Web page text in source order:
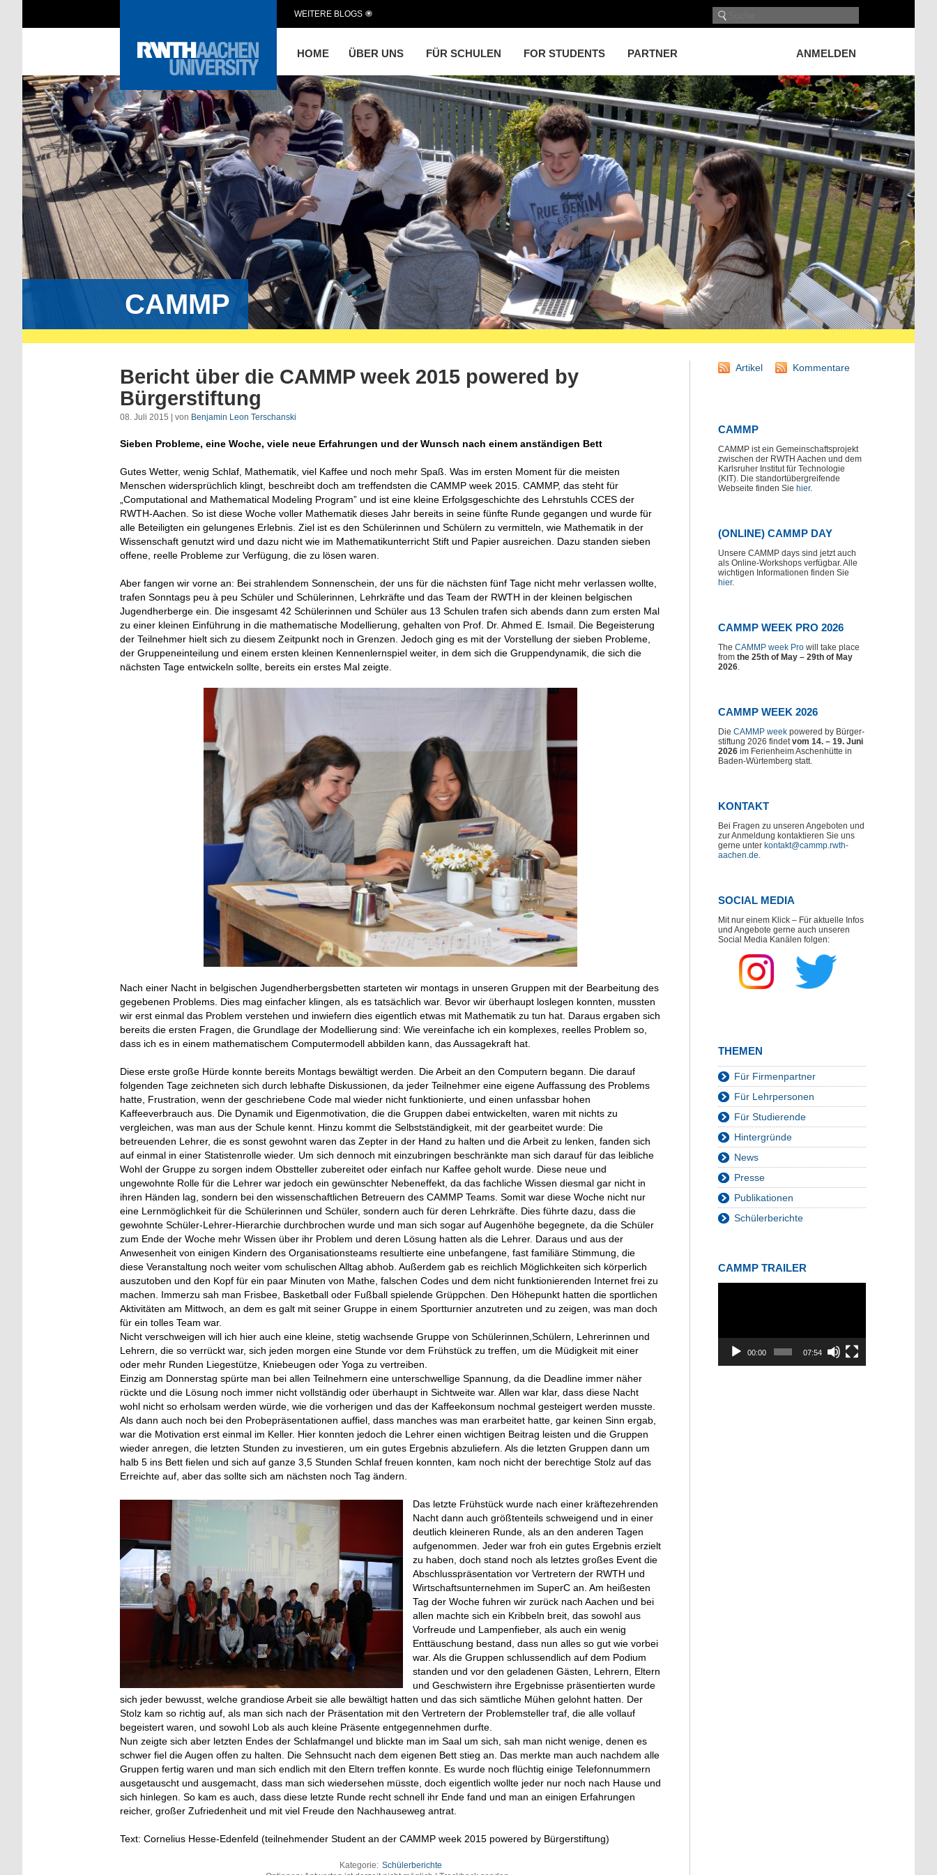
HOME ÜBER UNS FÜR SCHULEN FOR STUDENTS PARTNER ANMELDEN
WEITERE BLOGS
CAMMP
Bericht über die CAMMP week 2015 powered by
Bürgerstiftung
08. Juli 2015 | von Benjamin Leon Terschanski
Sieben Probleme, eine Woche, viele neue Erfahrungen und der Wunsch nach einem anständigen Bett
Gutes Wetter, wenig Schlaf, Mathematik, viel Kaffee und noch mehr Spaß. Was im ersten Moment für die meisten
Menschen widersprüchlich klingt, beschreibt doch am treffendsten die CAMMP week 2015. CAMMP, das steht für
„Computational and Mathematical Modeling Program” und ist eine kleine Erfolgsgeschichte des Lehrstuhls CCES der
RWTH-Aachen. So ist diese Woche voller Mathematik dieses Jahr bereits in seine fünfte Runde gegangen und wurde für
alle Beteiligten ein gelungenes Erlebnis. Ziel ist es den Schülerinnen und Schülern zu vermitteln, wie Mathematik in der
Wissenschaft genutzt wird und dazu nicht wie im Mathematikunterricht Stift und Papier ausreichen. Dazu standen sieben
offene, reelle Probleme zur Verfügung, die zu lösen waren.
Aber fangen wir vorne an: Bei strahlendem Sonnenschein, der uns für die nächsten fünf Tage nicht mehr verlassen wollte,
trafen Sonntags peu à peu Schüler und Schülerinnen, Lehrkräfte und das Team der RWTH in der kleinen belgischen
Jugendherberge ein. Die insgesamt 42 Schülerinnen und Schüler aus 13 Schulen trafen sich abends dann zum ersten Mal
zu einer kleinen Einführung in die mathematische Modellierung, gehalten von Prof. Dr. Ahmed E. Ismail. Die Begeisterung
der Teilnehmer hielt sich zu diesem Zeitpunkt noch in Grenzen. Jedoch ging es mit der Vorstellung der sieben Probleme,
der Gruppeneinteilung und einem ersten kleinen Kennenlernspiel weiter, in dem sich die Gruppendynamik, die sich die
nächsten Tage entwickeln sollte, bereits ein erstes Mal zeigte.
Nach einer Nacht in belgischen Jugendherbergsbetten starteten wir montags in unseren Gruppen mit der Bearbeitung des
gegebenen Problems. Dies mag einfacher klingen, als es tatsächlich war. Bevor wir überhaupt loslegen konnten, mussten
wir erst einmal das Problem verstehen und inwiefern dies eigentlich etwas mit Mathematik zu tun hat. Daraus ergaben sich
bereits die ersten Fragen, die Grundlage der Modellierung sind: Wie vereinfache ich ein komplexes, reelles Problem so,
dass ich es in einem mathematischem Computermodell abbilden kann, das Aussagekraft hat.
Diese erste große Hürde konnte bereits Montags bewältigt werden. Die Arbeit an den Computern begann. Die darauf
folgenden Tage zeichneten sich durch lebhafte Diskussionen, da jeder Teilnehmer eine eigene Auffassung des Problems
hatte, Frustration, wenn der geschriebene Code mal wieder nicht funktionierte, und einen unfassbar hohen
Kaffeeverbrauch aus. Die Dynamik und Eigenmotivation, die die Gruppen dabei entwickelten, waren mit nichts zu
vergleichen, was man aus der Schule kennt. Hinzu kommt die Selbstständigkeit, mit der gearbeitet wurde: Die
betreuenden Lehrer, die es sonst gewohnt waren das Zepter in der Hand zu halten und die Arbeit zu lenken, fanden sich
auf einmal in einer Statistenrolle wieder. Um sich dennoch mit einzubringen beschränkte man sich darauf für das leibliche
Wohl der Gruppe zu sorgen indem Obstteller zubereitet oder einfach nur Kaffee geholt wurde. Diese neue und
ungewohnte Rolle für die Lehrer war jedoch ein gewünschter Nebeneffekt, da das fachliche Wissen diesmal gar nicht in
ihren Händen lag, sondern bei den wissenschaftlichen Betreuern des CAMMP Teams. Somit war diese Woche nicht nur
eine Lernmöglichkeit für die Schülerinnen und Schüler, sondern auch für deren Lehrkräfte. Dies führte dazu, dass die
gewohnte Schüler-Lehrer-Hierarchie durchbrochen wurde und man sich sogar auf Augenhöhe begegnete, da die Schüler
zum Ende der Woche mehr Wissen über ihr Problem und deren Lösung hatten als die Lehrer. Daraus und aus der
Anwesenheit von einigen Kindern des Organisationsteams resultierte eine unbefangene, fast familiäre Stimmung, die
diese Veranstaltung noch weiter vom schulischen Alltag abhob. Außerdem gab es reichlich Möglichkeiten sich körperlich
auszutoben und den Kopf für ein paar Minuten von Mathe, falschen Codes und dem nicht funktionierenden Internet frei zu
machen. Immerzu sah man Frisbee, Basketball oder Fußball spielende Grüppchen. Den Höhepunkt hatten die sportlichen
Aktivitäten am Mittwoch, an dem es galt mit seiner Gruppe in einem Sportturnier anzutreten und zu zeigen, was man doch
für ein tolles Team war.
Nicht verschweigen will ich hier auch eine kleine, stetig wachsende Gruppe von Schülerinnen,Schülern, Lehrerinnen und
Lehrern, die so verrückt war, sich jeden morgen eine Stunde vor dem Frühstück zu treffen, um die Müdigkeit mit einer
oder mehr Runden Liegestütze, Kniebeugen oder Yoga zu vertreiben.
Einzig am Donnerstag spürte man bei allen Teilnehmern eine unterschwellige Spannung, da die Deadline immer näher
rückte und die Lösung noch immer nicht vollständig oder überhaupt in Sichtweite war. Allen war klar, dass diese Nacht
wohl nicht so erholsam werden würde, wie die vorherigen und das der Kaffeekonsum nochmal gesteigert werden musste.
Als dann auch noch bei den Probepräsentationen auffiel, dass manches was man erarbeitet hatte, gar keinen Sinn ergab,
war die Motivation erst einmal im Keller. Hier konnten jedoch die Lehrer einen wichtigen Beitrag leisten und die Gruppen
wieder anregen, die letzten Stunden zu investieren, um ein gutes Ergebnis abzuliefern. Als die letzten Gruppen dann um
halb 5 ins Bett fielen und sich auf ganze 3,5 Stunden Schlaf freuen konnten, kam noch nicht der berechtige Stolz auf das
Erreichte auf, aber das sollte sich am nächsten noch Tag ändern.
Das letzte Frühstück wurde nach einer kräftezehrenden
Nacht dann auch größtenteils schweigend und in einer
deutlich kleineren Runde, als an den anderen Tagen
aufgenommen. Jeder war froh ein gutes Ergebnis erzielt
zu haben, doch stand noch als letztes großes Event die
Abschlusspräsentation vor Vertretern der RWTH und
Wirtschaftsunternehmen im SuperC an. Am heißesten
Tag der Woche fuhren wir zurück nach Aachen und bei
allen machte sich ein Kribbeln breit, das sowohl aus
Vorfreude und Lampenfieber, als auch ein wenig
Enttäuschung bestand, dass nun alles so gut wie vorbei
war. Als die Gruppen schlussendlich auf dem Podium
standen und vor den geladenen Gästen, Lehrern, Eltern
und Geschwistern ihre Ergebnisse präsentierten wurde
sich jeder bewusst, welche grandiose Arbeit sie alle bewältigt hatten und das sich sämtliche Mühen gelohnt hatten. Der
Stolz kam so richtig auf, als man sich nach der Präsentation mit den Vertretern der Problemsteller traf, die alle vollauf
begeistert waren, und sowohl Lob als auch kleine Präsente entgegennehmen durfte.
Nun zeigte sich aber letzten Endes der Schlafmangel und blickte man im Saal um sich, sah man nicht wenige, denen es
schwer fiel die Augen offen zu halten. Die Sehnsucht nach dem eigenen Bett stieg an. Das merkte man auch nachdem alle
Gruppen fertig waren und man sich endlich mit den Eltern treffen konnte. Es wurde noch flüchtig einige Telefonnummern
ausgetauscht und ausgemacht, dass man sich wiedersehen müsste, doch eigentlich wollte jeder nur noch nach Hause und
sich hinlegen. So kam es auch, dass diese letzte Runde recht schnell ihr Ende fand und man an einigen Erfahrungen
reicher, großer Zufriedenheit und mit viel Freude den Nachhauseweg antrat.
Text: Cornelius Hesse-Edenfeld (teilnehmender Student an der CAMMP week 2015 powered by Bürgerstiftung)
Kategorie: Schülerberichte
Artikel Kommentare
CAMMP
CAMMP ist ein Gemeinschaftsprojekt
zwischen der RWTH Aachen und dem
Karlsruher Institut für Technologie
(KIT). Die standortübergreifende
Webseite finden Sie hier.
(ONLINE) CAMMP DAY
Unsere CAMMP days sind jetzt auch
als Online-Workshops verfügbar. Alle
wichtigen Informationen finden Sie
hier.
CAMMP WEEK PRO 2026
The CAMMP week Pro will take place
from the 25th of May – 29th of May
2026.
CAMMP WEEK 2026
Die CAMMP week powered by Bürger-
stiftung 2026 findetvom 14. – 19. Juni
2026 im Ferienheim Aschenhütte in
Baden-Würtemberg statt.
KONTAKT
Bei Fragen zu unseren Angeboten und
zur Anmeldung kontaktieren Sie uns
gerne unter kontakt@cammp.rwth-
aachen.de.
SOCIAL MEDIA
Mit nur einem Klick – Für aktuelle Infos
und Angebote gerne auch unseren
Social Media Kanälen folgen:
THEMEN
Für Firmenpartner
Für Lehrpersonen
Für Studierende
Hintergründe
News
Presse
Publikationen
Schülerberichte
CAMMP TRAILER
00:00 07:54